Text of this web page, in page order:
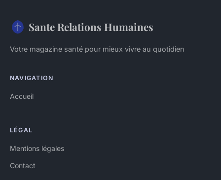
Sante Relations Humaines
Votre magazine santé pour mieux vivre au quotidien
NAVIGATION
Accueil
LÉGAL
Mentions légales
Contact